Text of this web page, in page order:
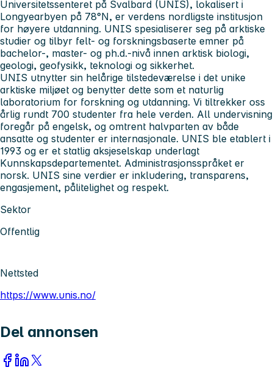
Universitetssenteret på Svalbard (UNIS), lokalisert i
Longyearbyen på 78°N, er verdens nordligste institusjon
for høyere utdanning. UNIS spesialiserer seg på arktiske
studier og tilbyr felt- og forskningsbaserte emner på
bachelor-, master- og ph.d.-nivå innen arktisk biologi,
geologi, geofysikk, teknologi og sikkerhet.
UNIS utnytter sin helårige tilstedeværelse i det unike
arktiske miljøet og benytter dette som et naturlig
laboratorium for forskning og utdanning. Vi tiltrekker oss
årlig rundt 700 studenter fra hele verden. All undervisning
foregår på engelsk, og omtrent halvparten av både
ansatte og studenter er internasjonale. UNIS ble etablert i
1993 og er et statlig aksjeselskap underlagt
Kunnskapsdepartementet. Administrasjonsspråket er
norsk. UNIS sine verdier er inkludering, transparens,
engasjement, pålitelighet og respekt.
Sektor
Offentlig
Nettsted
https://www.unis.no/
Del annonsen